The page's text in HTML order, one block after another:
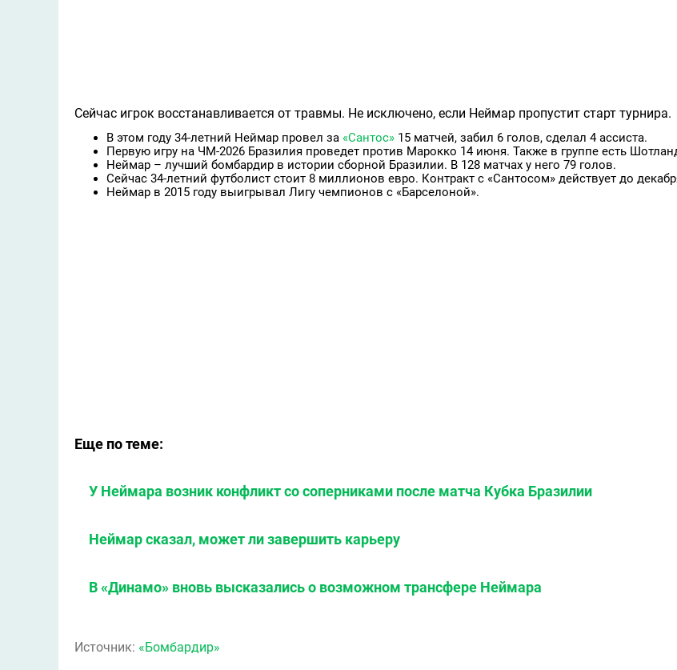
Сейчас игрок восстанавливается от травмы. Не исключено, если Неймар пропустит старт турнира.
В этом году 34-летний Неймар провел за «Сантос» 15 матчей, забил 6 голов, сделал 4 ассиста.
Первую игру на ЧМ-2026 Бразилия проведет против Марокко 14 июня. Также в группе есть
Неймар – лучший бомбардир в истории сборной Бразилии. В 128 матчах у него 79 голов.
Сейчас 34-летний футболист стоит 8 миллионов евро. Контракт с «Сантосом» действует до
Неймар в 2015 году выигрывал Лигу чемпионов с «Барселоной».
Еще по теме:
У Неймара возник конфликт со соперниками после матча Кубка Бразилии
Неймар сказал, может ли завершить карьеру
В «Динамо» вновь высказались о возможном трансфере Неймара
Источник: «Бомбардир»